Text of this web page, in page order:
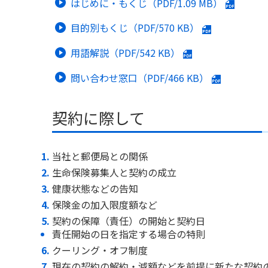
目的別もくじ（PDF/570 KB）
用語解説（PDF/542 KB）
問い合わせ窓口（PDF/466 KB）
契約に際して
当社と郵便局との関係
生命保険募集人と契約の成立
健康状態などの告知
保険金の加入限度額など
契約の保障（責任）の開始と契約日
責任開始の日を指定する場合の特則
クーリング・オフ制度